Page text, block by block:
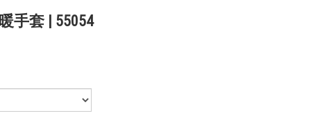
手套 | 55054